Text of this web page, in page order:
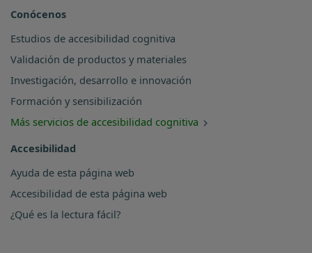
Conócenos
Estudios de accesibilidad cognitiva
Validación de productos y materiales
Investigación, desarrollo e innovación
Formación y sensibilización
Más servicios de accesibilidad cognitiva
Accesibilidad
Ayuda de esta página web
Accesibilidad de esta página web
¿Qué es la lectura fácil?